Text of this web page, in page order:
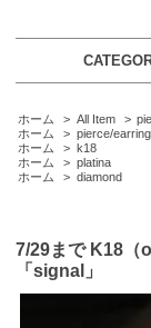
ホーム > All Item >
ホーム
> pierce/earring
ホーム
> k18
ホーム
> platina
ホーム
> diamond
7/29まで K18（
「signal」